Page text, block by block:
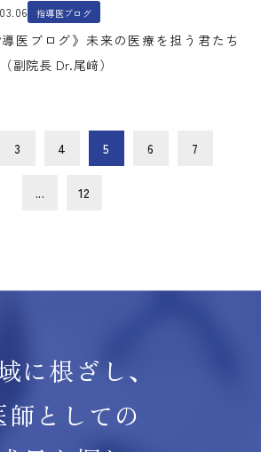
指導医ブログ
導医ブログ》未来の医療を担う君たち
副院長 Dr.尾﨑）
3 4 5 6 7
... 12
に根ざし、
師としての